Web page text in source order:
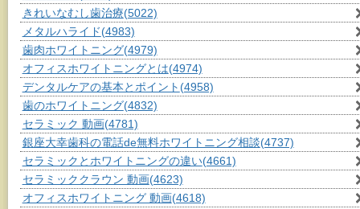
きれいなむし歯治療(5022)
メタルハライド(4983)
歯肉ホワイトニング(4979)
オフィスホワイトニングとは(4974)
デンタルケアの基本とポイント (4958)
歯のホワイトニング(4832)
セラミック 動画(4781)
銀座大幸歯科の電話de無料ホワイトニング相談(4737)
セラミックとホワイトニングの違い(4661)
セラミッククラウン 動画(4623)
オフィスホワイトニング 動画(4618)